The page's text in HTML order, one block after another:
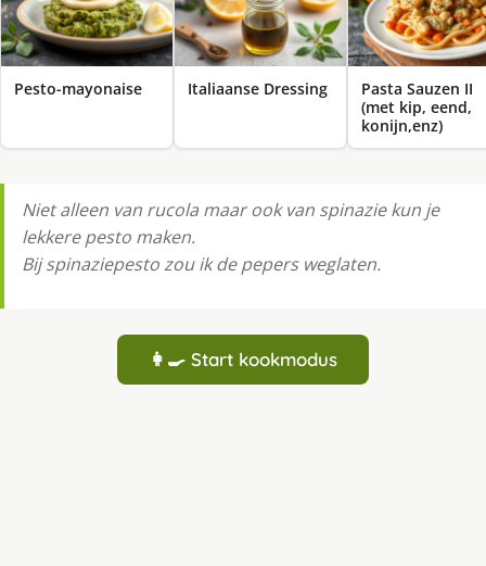
Pesto-mayonaise Italiaanse Dressing
Pasta Sauzen II
(met kip, eend,
konijn,enz)
Niet alleen van rucola maar ook van spinazie kun je
lekkere pesto maken.
Bij spinaziepesto zou ik de pepers weglaten.
👩‍🍳 Start kookmodus